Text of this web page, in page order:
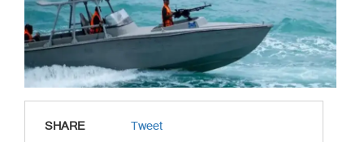
SHARE
Tweet